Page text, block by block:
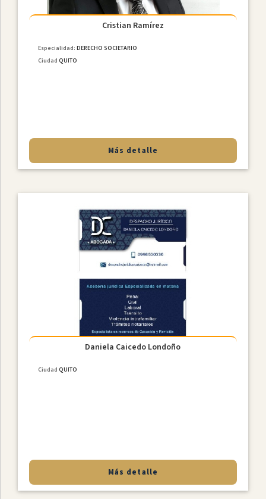
Cristian Ramírez
Especialidad:DERECHO SOCIETARIO
Ciudad QUITO
Más detalle
Daniela Caicedo Londoño
Ciudad QUITO
Más detalle